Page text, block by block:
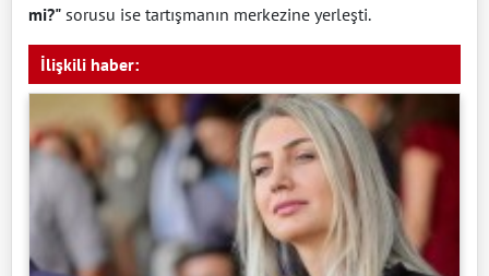
mi?" sorusu ise tartışmanın merkezine yerleşti.
İlişkili haber: